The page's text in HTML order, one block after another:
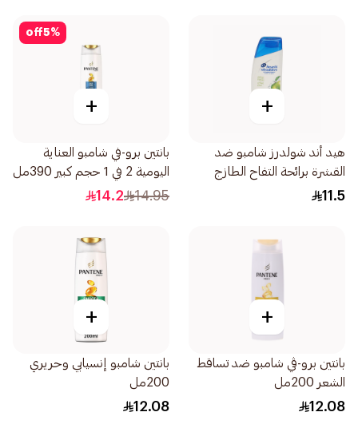
+
هيد أند شولدرز شامبو ضد
القشرة برائحة التفاح الطازج
190مل
11.5
5%
off
+
بانتين برو-في شامبو العناية
اليومية 2 في 1 حجم كبير 390مل
14.95
14.2
+
بانتين برو-ڤي شامبو ضد تساقط
الشعر 200مل
12.08
+
بانتين شامبو إنسيابي وحريري
200مل
12.08